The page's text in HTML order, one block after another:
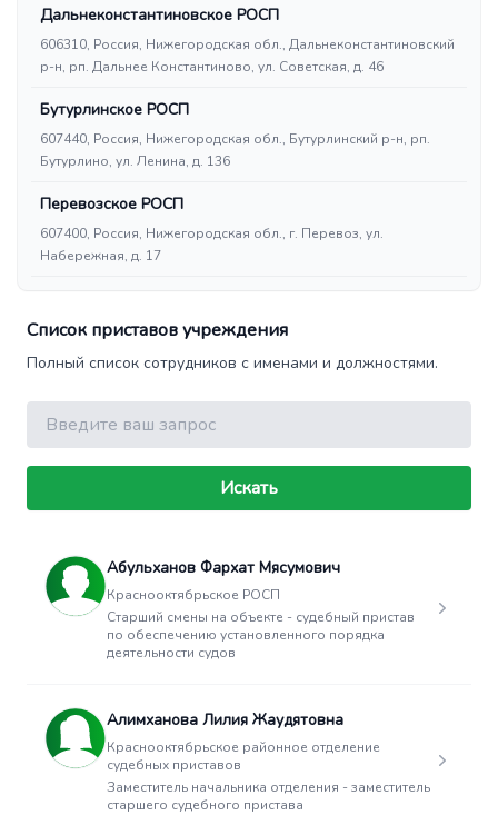
Дальнеконстантиновское РОСП
606310, Россия, Нижегородская обл., Дальнеконстантиновский
р-н, рп. Дальнее Константиново, ул. Советская, д. 46
Бутурлинское РОСП
607440, Россия, Нижегородская обл., Бутурлинский р-н, рп.
Бутурлино, ул. Ленина, д. 136
Перевозское РОСП
607400, Россия, Нижегородская обл., г. Перевоз, ул.
Набережная, д. 17
Список приставов учреждения
Полный список сотрудников с именами и должностями.
Поиск
Искать
Абульханов Фархат Мясумович
Краснооктябрьское РОСП
Старший смены на объекте - судебный пристав
по обеспечению установленного порядка
деятельности судов
Алимханова Лилия Жаудятовна
Краснооктябрьское районное отделение
судебных приставов
Заместитель начальника отделения - заместитель
старшего судебного пристава